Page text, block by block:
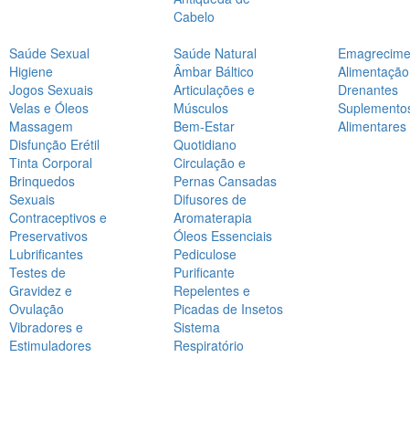
Cabelo
Saúde Sexual
Higiene
Jogos Sexuais
Velas e Óleos
Massagem
Disfunção Erétil
Tinta Corporal
Brinquedos
Sexuais
Contraceptivos e
Preservativos
Lubrificantes
Testes de
Gravidez e
Ovulação
Vibradores e
Estimuladores
Saúde Natural
Âmbar Báltico
Articulações e
Músculos
Bem-Estar
Quotidiano
Circulação e
Pernas Cansadas
Difusores de
Aromaterapia
Óleos Essenciais
Pediculose
Purificante
Repelentes e
Picadas de Insetos
Sistema
Respiratório
Alimentação
Drenantes
Alimentares